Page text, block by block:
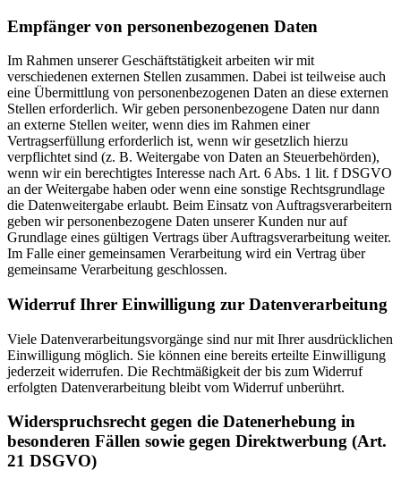
Empfänger von personenbezogenen Daten
Im Rahmen unserer Geschäftstätigkeit arbeiten wir mit
verschiedenen externen Stellen zusammen. Dabei ist teilweise auch
eine Übermittlung von personenbezogenen Daten an diese externen
Stellen erforderlich. Wir geben personenbezogene Daten nur dann
an externe Stellen weiter, wenn dies im Rahmen einer
Vertragserfüllung erforderlich ist, wenn wir gesetzlich hierzu
verpflichtet sind (z. B. Weitergabe von Daten an Steuerbehörden),
wenn wir ein berechtigtes Interesse nach Art. 6 Abs. 1 lit. f DSGVO
an der Weitergabe haben oder wenn eine sonstige Rechtsgrundlage
die Datenweitergabe erlaubt. Beim Einsatz von Auftragsverarbeitern
geben wir personenbezogene Daten unserer Kunden nur auf
Grundlage eines gültigen Vertrags über Auftragsverarbeitung weiter.
Im Falle einer gemeinsamen Verarbeitung wird ein Vertrag über
gemeinsame Verarbeitung geschlossen.
Widerruf Ihrer Einwilligung zur Datenverarbeitung
Viele Datenverarbeitungsvorgänge sind nur mit Ihrer ausdrücklichen
Einwilligung möglich. Sie können eine bereits erteilte Einwilligung
jederzeit widerrufen. Die Rechtmäßigkeit der bis zum Widerruf
erfolgten Datenverarbeitung bleibt vom Widerruf unberührt.
Widerspruchsrecht gegen die Datenerhebung in
besonderen Fällen sowie gegen Direktwerbung (Art.
21 DSGVO)